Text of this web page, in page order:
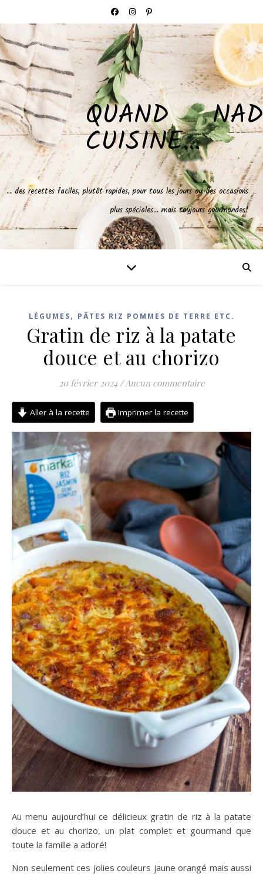
QUAND NAD
CUISINE…
… des recettes faciles, plutôt rapides, pour tous les jours ou des occasions
plus spéciales… mais toujours gourmandes!
LÉGUMES, PÂTES RIZ POMMES DE TERRE ETC.
Gratin de riz à la patate
douce et au chorizo
20 février 2024 /Aucun commentaire
Aller à la recette Imprimer la recette
Au menu aujourd’hui ce délicieux gratin de riz à la patate
douce et au chorizo, un plat complet et gourmand que
toute la famille a adoré!
Non seulement ces jolies couleurs jaune orangé mais aussi